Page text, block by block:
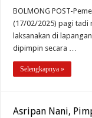
BOLMONG POST-
(17/02/2025) pagi tadi
laksanakan di
dipimpin secara …
Selengkapnya »
Asripan Nani,